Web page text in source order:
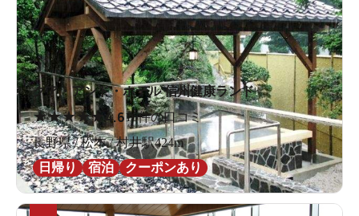
クア・アンド・ホテル 信州健康ランド
★★★★★4.616件の口コミ
長野県 / 松本 / 村井駅424m
日帰り
宿泊 クーポンあり